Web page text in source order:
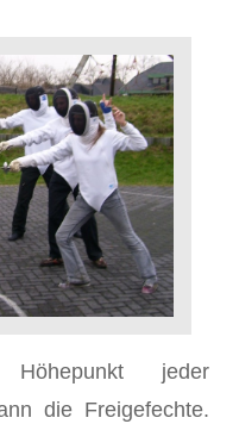
jeder
die Freigefechte.